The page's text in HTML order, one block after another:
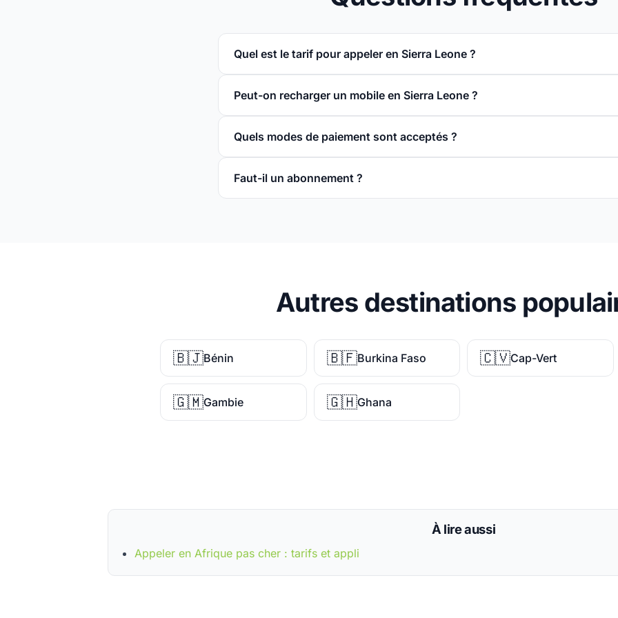
Quel est le tarif pour appeler en Sierra Leone ?
Peut-on recharger un mobile en Sierra Leone ?
Quels modes de paiement sont acceptés ?
Faut-il un abonnement ?
Autres destinations
🇧🇯Bénin 🇧🇫Burkina Faso 🇨🇻Cap-Vert
🇬🇲Gambie 🇬🇭Ghana
À lire aussi
Appeler en Afrique pas cher : tarifs et appli